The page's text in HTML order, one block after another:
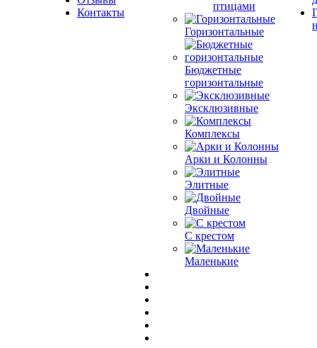
Контакты
птицами
Горизонтальные
Бюджетные
горизонтальные
Эксклюзивные
Комплексы
Арки и Колонны
Элитные
Двойные
С крестом
Маленькие